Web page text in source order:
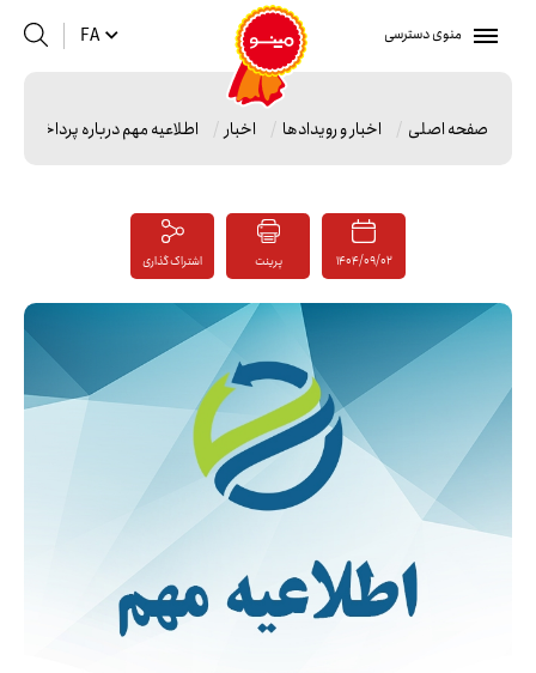
منوی دسترسی FA
صفحه اصلی اخبار و رویدادها اخبار اطلاعیه مهم درباره پرداخت
1404/09/02 پرینت اشتراک گذاری